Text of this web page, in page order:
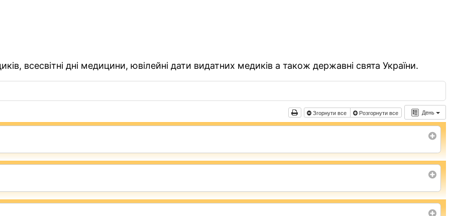
всесвітні дні медицини, ювілейні дати видатних медиків а також державні свята України.
День
Згорнути все Розгорнути все